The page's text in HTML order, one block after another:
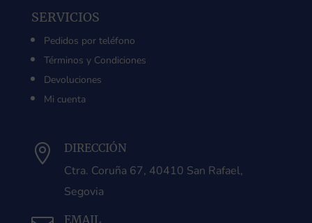
SERVICIOS
Pedidos por teléfono
Términos y Condiciones
Devoluciones
Mi cuenta
 DIRECCIÓN
Ctra. Coruña 67, 40410 San Rafael,
Segovia
EMAIL